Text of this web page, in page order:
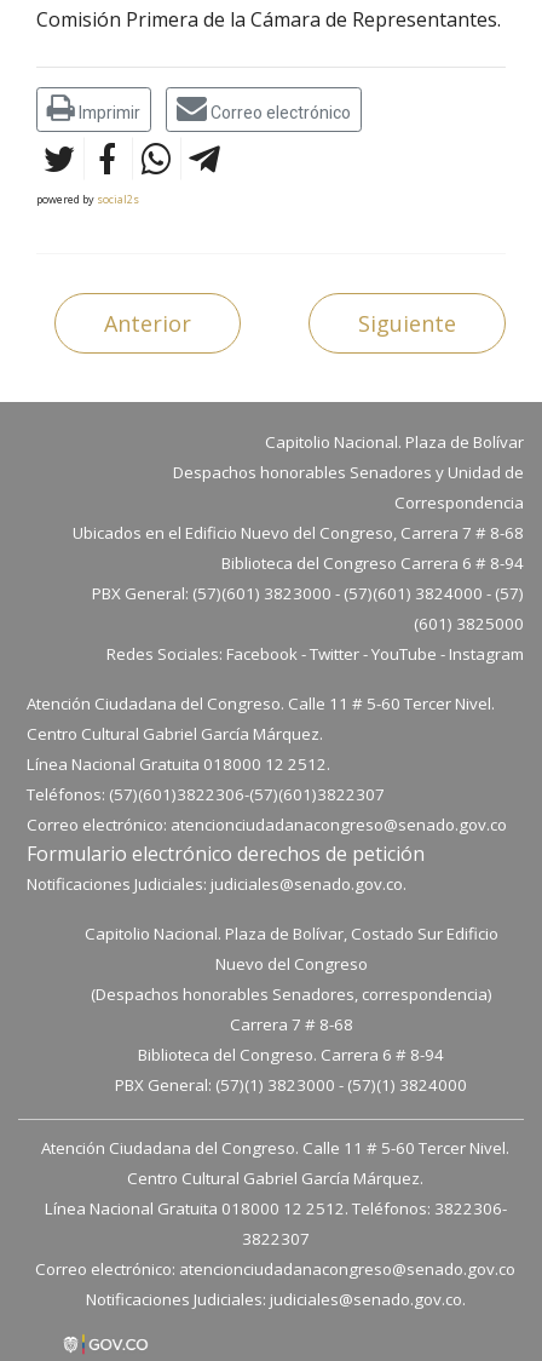
Comisión Primera de la Cámara de Representantes.
Imprimir Correo electrónico
powered by social2s
Anterior Siguiente
Capitolio Nacional. Plaza de Bolívar
Despachos honorables Senadores y Unidad de
Correspondencia
Ubicados en el Edificio Nuevo del Congreso, Carrera 7 # 8-68
Biblioteca del Congreso Carrera 6 # 8-94
PBX General: (57)(601) 3823000 - (57)(601) 3824000 - (57)
(601) 3825000
Redes Sociales: Facebook-Twitter-YouTube - Instagram
Atención Ciudadana del Congreso. Calle 11 # 5-60 Tercer Nivel.
Centro Cultural Gabriel García Márquez.
Línea Nacional Gratuita 018000 12 2512.
Teléfonos: (57)(601)3822306-(57)(601)3822307
Correo electrónico: atencionciudadanacongreso@senado.gov.co
Formulario electrónico derechos de petición
Notificaciones Judiciales: judiciales@senado.gov.co.
Capitolio Nacional. Plaza de Bolívar, Costado Sur Edificio
Nuevo del Congreso
(Despachos honorables Senadores, correspondencia)
Carrera 7 # 8-68
Biblioteca del Congreso. Carrera 6 # 8-94
PBX General: (57)(1) 3823000 - (57)(1) 3824000
Atención Ciudadana del Congreso. Calle 11 # 5-60 Tercer Nivel.
Centro Cultural Gabriel García Márquez.
Línea Nacional Gratuita 018000 12 2512. Teléfonos: 3822306-
3822307
Correo electrónico: atencionciudadanacongreso@senado.gov.co
Notificaciones Judiciales: judiciales@senado.gov.co.